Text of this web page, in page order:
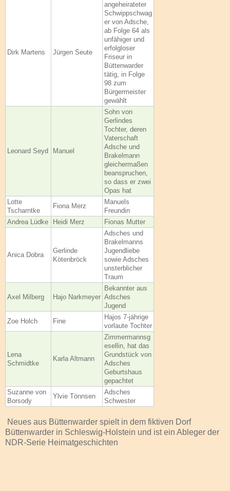
Dirk Martens Jürgen Seute
angeheirateter
Schwippschwag
er von Adsche,
ab Folge 64 als
unfähiger und
erfolgloser
Friseur in
Büttenwarder
tätig, in Folge
98 zum
Bürgermeister
gewählt
Leonard Seyd Manuel
Sohn von
Gerlindes
Tochter, deren
Vaterschaft
Adsche und
Brakelmann
gleichermaßen
beanspruchen,
so dass er zwei
Opas hat
Lotte
Tscharntke
Fiona Merz
Manuels
Freundin
Andrea Lüdke
Heidi Merz Fionas Mutter
Anica Dobra
Gerlinde
Kötenbröck
Adsches und
Brakelmanns
Jugendliebe
sowie Adsches
unsterblicher
Traum
Axel Milberg Hajo Narkmeyer
Bekannter aus
Adsches
Jugend
Zoe Holch
Fine
Hajos 7-jährige
vorlaute Tochter
Lena
Schmidtke
Karla Altmann
Zimmermannsg
esellin, hat das
Grundstück von
Adsches
Geburtshaus
gepachtet
Suzanne von
Borsody
Ylvie Tönnsen
Adsches
Schwester
Neues aus Büttenwarder spielt in dem fiktiven Dorf
Büttenwarder in Schleswig-Holstein und ist ein Ableger der
NDR-Serie Heimatgeschichten